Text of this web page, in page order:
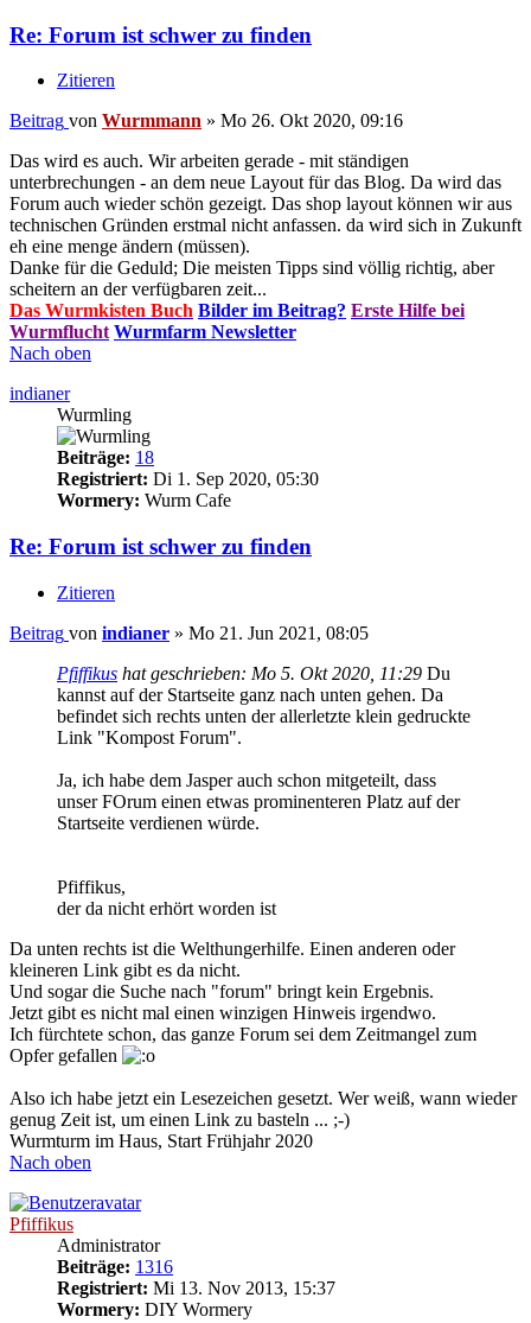
Re: Forum ist schwer zu finden
Zitieren
Beitrag von Wurmmann » Mo 26. Okt 2020, 09:16
Das wird es auch. Wir arbeiten gerade - mit ständigen
unterbrechungen - an dem neue Layout für das Blog. Da wird das
Forum auch wieder schön gezeigt. Das shop layout können wir aus
technischen Gründen erstmal nicht anfassen. da wird sich in Zukunft
eh eine menge ändern (müssen).
Danke für die Geduld; Die meisten Tipps sind völlig richtig, aber
scheitern an der verfügbaren zeit...
Das Wurmkisten Buch Bilder im Beitrag? Erste Hilfe bei
Wurmflucht Wurmfarm Newsletter
Nach oben
indianer
Wurmling
Beiträge: 18
Registriert: Di 1. Sep 2020, 05:30
Wormery: Wurm Cafe
Re: Forum ist schwer zu finden
Zitieren
Beitrag von indianer » Mo 21. Jun 2021, 08:05
Pfiffikus hat geschrieben: Mo 5. Okt 2020, 11:29 Du
kannst auf der Startseite ganz nach unten gehen. Da
befindet sich rechts unten der allerletzte klein gedruckte
Link "Kompost Forum".
Ja, ich habe dem Jasper auch schon mitgeteilt, dass
unser FOrum einen etwas prominenteren Platz auf der
Startseite verdienen würde.
Pfiffikus,
der da nicht erhört worden ist
Da unten rechts ist die Welthungerhilfe. Einen anderen oder
kleineren Link gibt es da nicht.
Und sogar die Suche nach "forum" bringt kein Ergebnis.
Jetzt gibt es nicht mal einen winzigen Hinweis irgendwo.
Ich fürchtete schon, das ganze Forum sei dem Zeitmangel zum
Opfer gefallen
Also ich habe jetzt ein Lesezeichen gesetzt. Wer weiß, wann wieder
genug Zeit ist, um einen Link zu basteln ... ;-)
Wurmturm im Haus, Start Frühjahr 2020
Nach oben
Pfiffikus
Administrator
Beiträge: 1316
Registriert: Mi 13. Nov 2013, 15:37
Wormery: DIY Wormery